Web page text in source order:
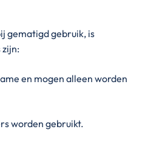
gematigd gebruik, is
en mogen alleen worden
worden gebruikt.